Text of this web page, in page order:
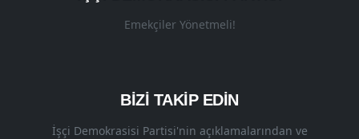
Emekçiler Yönetmeli!
BİZİ TAKİP EDİN
İşçi Demokrasisi Partisi'nin açıklamalarından ve